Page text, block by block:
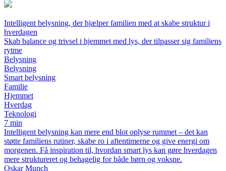
Intelligent belysning, der hjælper familien med at skabe struktur i
hverdagen
Skab balance og trivsel i hjemmet med lys, der tilpasser sig familiens
rytme
Belysning
Belysning
Smart belysning
Familie
Hjemmet
Hverdag
Teknologi
7 min
Intelligent belysning kan mere end blot oplyse rummet – det kan
støtte familiens rutiner, skabe ro i aftentimerne og give energi om
morgenen. Få inspiration til, hvordan smart lys kan gøre hverdagen
mere struktureret og behagelig for både børn og voksne.
Oskar Munch